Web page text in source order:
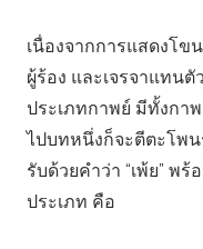
เนื่องจากการแสดงโ
ผู้ร้อง และเจรจาแทน
ประเภทกาพย์ มีทั้งกา
ไปบทหนึ่งก็จะตีตะโพ
รับด้วยคำว่า “เพ้ย” พ
ประเภท คือ